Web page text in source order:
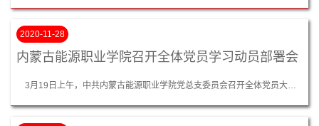
2020-11-28
内蒙古能源职业学院召开全体党员学习动员部署会
3月19日上午，中共内蒙古能源职业学院党总支委员会召开全体党员大会，会议由副书记闫宏旺同志主持，书记王传东同志做了学习十九大精神、习近平新时代中国特色社会主义思想及全国“两会精神”动员部署会，党总支委员及全体党员参加了大会。 会上，王传东书记就如何学习贯彻党的十九大精神、习近平新时代中国特色社会主义思想和全国两会精神做了深入动员部署，并提出了六点指示与要求。一是学习党的十九大精神、新时代中...